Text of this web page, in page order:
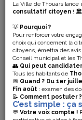
La Ville de Thouars lance
consultatif citoyen ! 🏛️
💡 Pourquoi ?
Pour renforcer votre
choix qui concernent la
citoyens, émettra des
Conseil municipal et les
👥 Qui peut candidater
Tous les habitants de
📅 Quand ? Du 1er
Fin août : examen des
📝 Comment postuler ?
C’est simple : ça
💬 Votre voix compte !
La Ville
prochain
Nationale, à la